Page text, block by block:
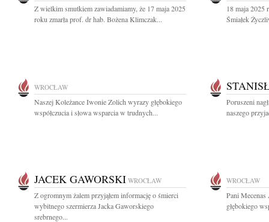
Z wielkim smutkiem zawiadamiamy, że 17 maja 2025
roku zmarła prof. dr hab. Bożena Klimczak...
18 maja 2025
Śmiałek
WROCŁAW
Naszej Koleżance Iwonie Zolich wyrazy głębokiego
współczucia i słowa wsparcia w trudnych...
Poruszeni
naszego
JACEK GAWORSKI WROCŁAW
Z ogromnym żalem przyjąłem informację o śmierci
wybitnego szermierza Jacka Gaworskiego
srebrnego...
WROCŁAW
Pani
głębokiego